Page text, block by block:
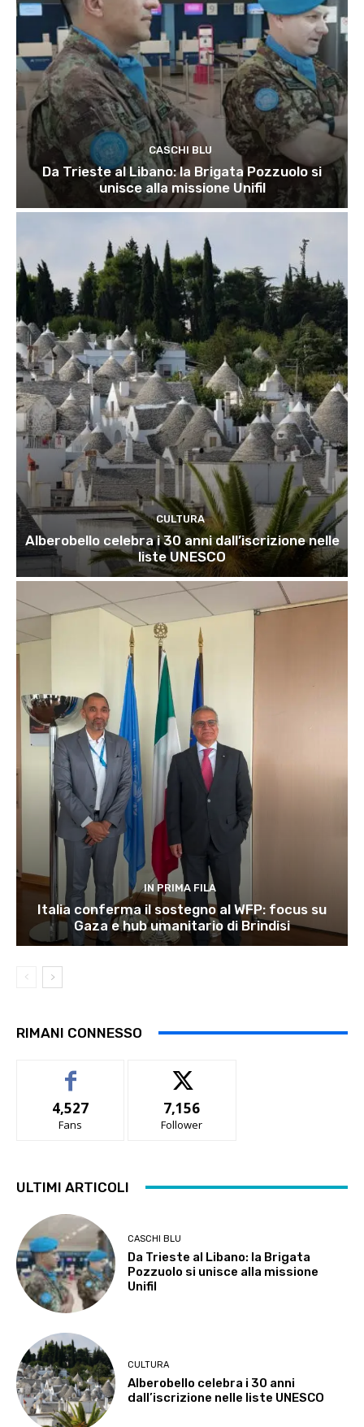
CASCHI BLU
Da Trieste al Libano: la Brigata Pozzuolo si
unisce alla missione Unifil
CULTURA
Alberobello celebra i 30 anni dall’iscrizione nelle
liste UNESCO
IN PRIMA FILA
Italia conferma il sostegno al WFP: focus su
Gaza e hub umanitario di Brindisi
RIMANI CONNESSO
4,527
Fans
7,156
Follower
ULTIMI ARTICOLI
CASCHI BLU
Da Trieste al Libano: la Brigata
Pozzuolo si unisce alla missione
Unifil
CULTURA
Alberobello celebra i 30 anni
dall’iscrizione nelle liste UNESCO